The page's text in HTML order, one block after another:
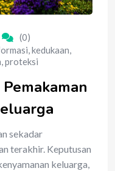
(0)
,kedukaan,
,proteksi
sekadar
terakhir. Keputusan
keluarga,